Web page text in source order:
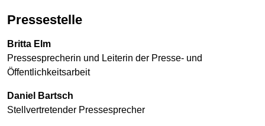
Pressestelle
Britta Elm
Pressesprecherin und Leiterin der Presse- und
Öffentlichkeitsarbeit
Daniel Bartsch
Stellvertretender Pressesprecher